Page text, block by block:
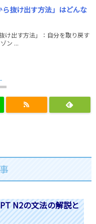
ら抜け出す方法」はどんな
け出す方法」：自分を取り戻す
ン ...
N2の文法の解説と